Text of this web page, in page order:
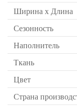
Ширина х Длина
Сезонность
Наполнитель
Ткань
Цвет
Страна